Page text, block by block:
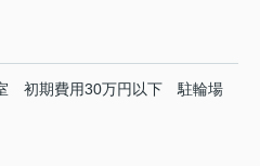
初期費用30万円以下
駐輪場